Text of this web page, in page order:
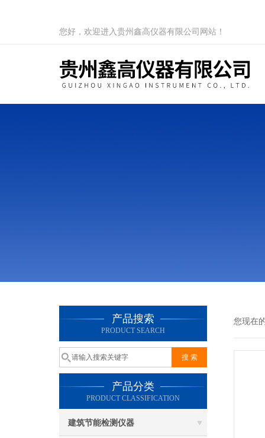
您好，欢迎进入贵州鑫高仪器有限公司网站！
产品搜索
PRODUCT SEARCH
产品分类
PRODUCT CLASSIFICATION
建筑节能检测仪器
您现在